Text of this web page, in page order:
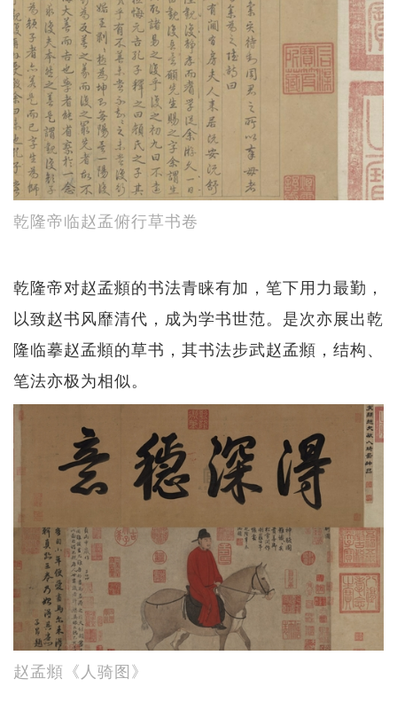
乾隆帝临赵孟俯行草书卷
乾隆帝对赵孟頫的书法青睐有加，笔下用力最勤，
以致赵书风靡清代，成为学书世范。是次亦展出乾
隆临摹赵孟頫的草书，其书法步武赵孟頫，结构、
笔法亦极为相似。
赵孟頫《人骑图》